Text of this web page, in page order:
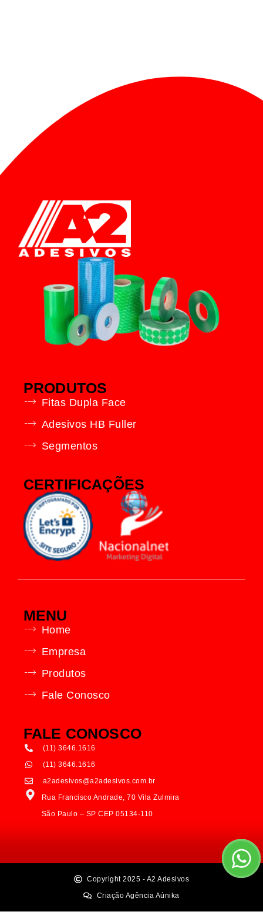
PRODUTOS
Fitas Dupla Face
Adesivos HB Fuller
Segmentos
CERTIFICAÇÕES
MENU
Home
Empresa
Produtos
Fale Conosco
FALE CONOSCO
(11) 3646.1616
(11) 3646.1616
a2adesivos@a2adesivos.com.br
Rua Francisco Andrade, 70 Vila Zulmira
São Paulo – SP CEP 05134-110
Copyright 2025 - A2 Adesivos
Criação Agência Aúnika